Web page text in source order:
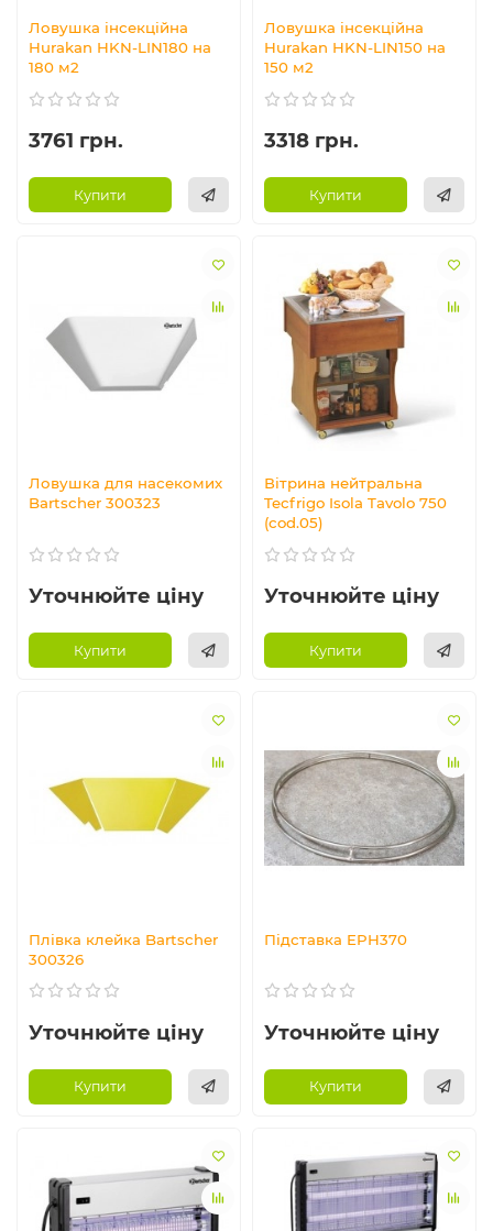
Ловушка інсекційна
Hurakan HKN-LIN180 на
180 м2
3761 грн.
Купити
Ловушка інсекційна
Hurakan HKN-LIN150 на
150 м2
3318 грн.
Купити
Ловушка для насекомих
Bartscher 300323
Уточнюйте ціну
Купити
Вітрина нейтральна
Tecfrigo Isola Tavolo 750
(cod.05)
Уточнюйте ціну
Купити
Плівка клейка Bartscher
300326
Уточнюйте ціну
Купити
Підставка EPH370
Уточнюйте ціну
Купити